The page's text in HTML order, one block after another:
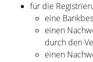
für die
eine
einen
durch den
einen